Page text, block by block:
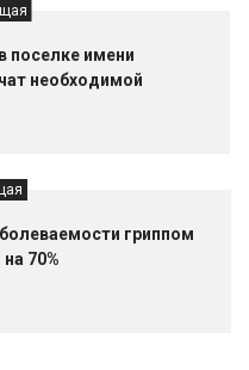
имени
необходимой
гриппом
70%